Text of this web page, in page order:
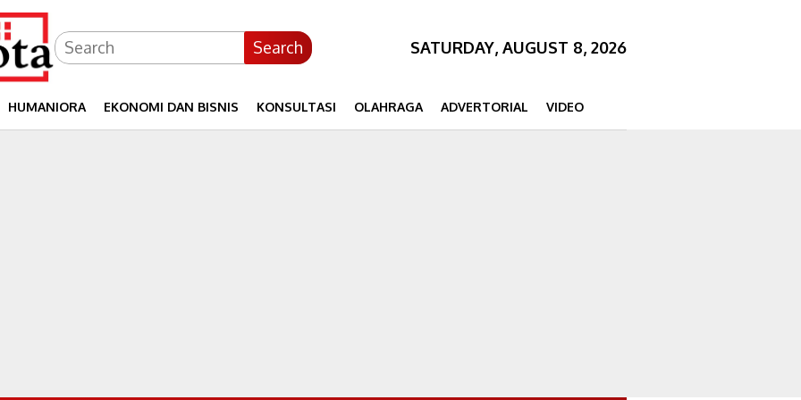
Search SATURDAY, AUGUST 8, 2026
HUMANIORA EKONOMI DAN BISNIS KONSULTASI OLAHRAGA ADVERTORIAL VIDEO